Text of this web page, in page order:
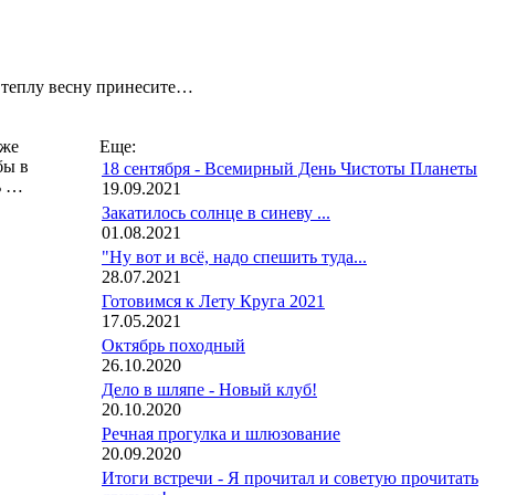
весну принесите…
в
…
Еще:
18 сентября - Всемирный День Чистоты Планеты
19.09.2021
Закатилось солнце в синеву ...
01.08.2021
"Ну вот и всё, надо спешить туда...
28.07.2021
Готовимся к Лету Круга 2021
17.05.2021
Октябрь походный
26.10.2020
Дело в шляпе - Новый клуб!
20.10.2020
Речная прогулка и шлюзование
20.09.2020
Итоги встречи - Я прочитал и советую прочитать